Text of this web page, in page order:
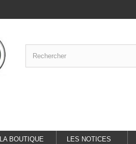
LA BOUTIQUE LES NOTICES